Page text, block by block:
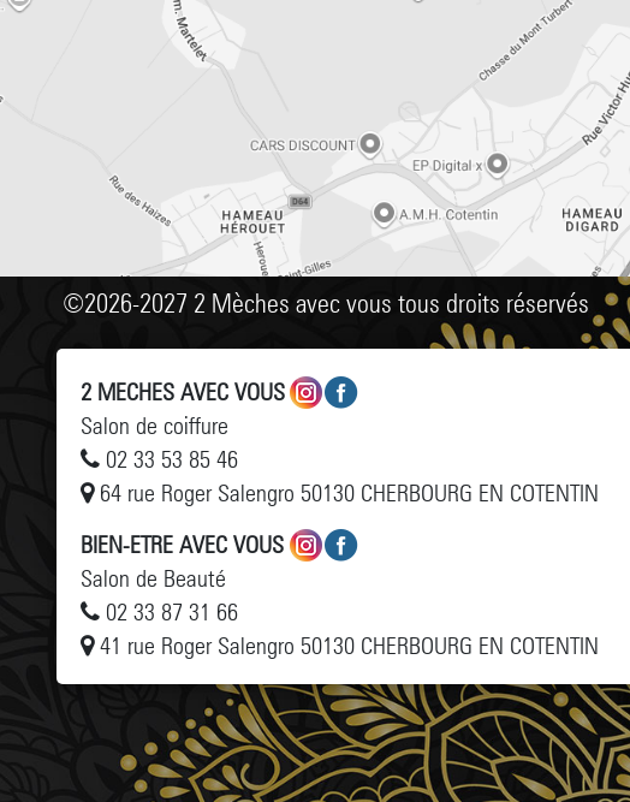
©2026-2027 2 Mèches avec vous tous droits réservés
2 MECHES AVEC VOUS
Salon de coiffure
02 33 53 85 46
64 rue Roger Salengro 50130 CHERBOURG EN COTENTIN
BIEN-ETRE AVEC VOUS
Salon de Beauté
02 33 87 31 66
41 rue Roger Salengro 50130 CHERBOURG EN COTENTIN